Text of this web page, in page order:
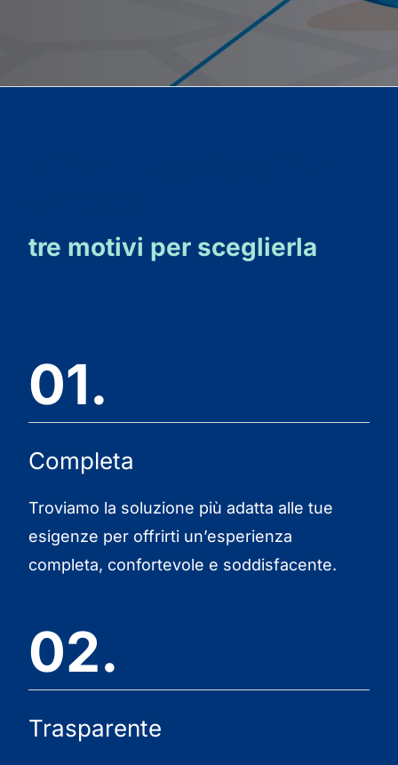
tre motivi per sceglierla
01.
Completa
Troviamo la soluzione più adatta alle tue
esigenze per offrirti un’esperienza
completa, confortevole e soddisfacente.
02.
Trasparente